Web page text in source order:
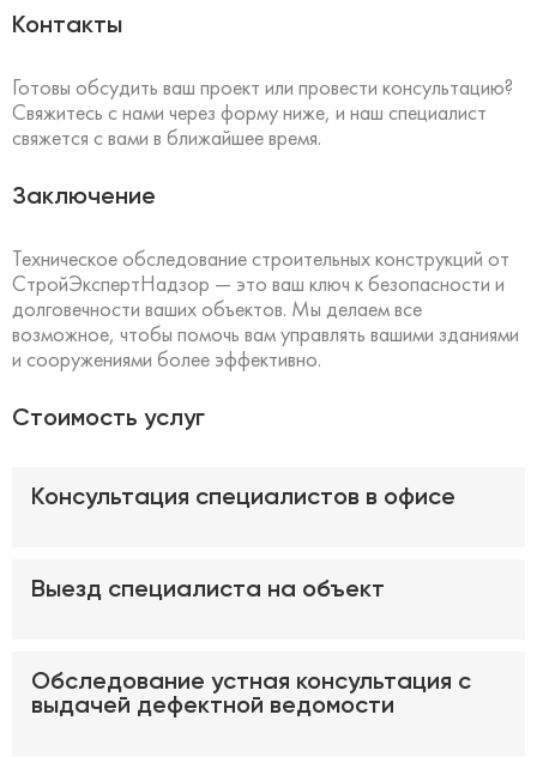
Контакты
Готовы обсудить ваш проект или провести консультацию?
Свяжитесь с нами через форму ниже, и наш специалист
свяжется с вами в ближайшее время.
Заключение
Техническое обследование строительных конструкций от
СтройЭкспертНадзор — это ваш ключ к безопасности и
долговечности ваших объектов. Мы делаем все
возможное, чтобы помочь вам управлять вашими зданиями
и сооружениями более эффективно.
Стоимость услуг
Консультация специалистов в офисе
Выезд специалиста на объект
Обследование устная консультация с
выдачей дефектной ведомости